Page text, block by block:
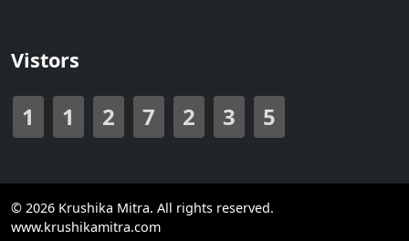
Vistors
1 1 2 7 2 3 5
© 2026 Krushika Mitra. All rights reserved.
www.krushikamitra.com